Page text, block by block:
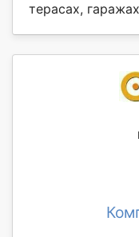
терасах, гаражах